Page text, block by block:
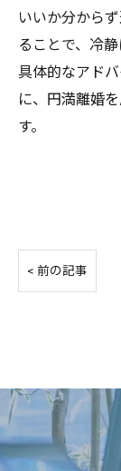
いいか分から
ることで、冷
具体的なアド
に、円満離婚
す。
< 前の記事